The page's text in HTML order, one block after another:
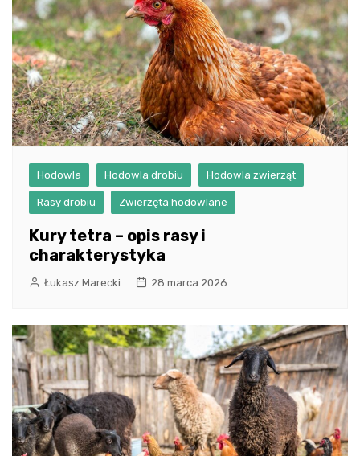
Hodowla Hodowla drobiu Hodowla zwierząt
Rasy drobiu Zwierzęta hodowlane
Kury tetra – opis rasy i
charakterystyka
Łukasz Marecki 28 marca 2026